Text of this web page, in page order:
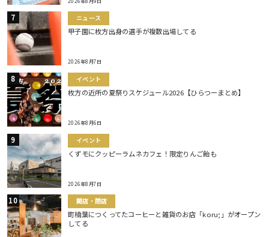
ニュース
甲子園に枚方出身の選手が複数出場してる
2026年8月7日
イベント
枚方の近所の夏祭りスケジュール2026【ひらつーまとめ】
2026年8月6日
イベント
くずモにクッピーラムネカフェ！限定りんご飴も
2026年8月7日
開店・閉店
町楠葉につくってたコーヒーと雑貨のお店「koru;」がオープン
してる